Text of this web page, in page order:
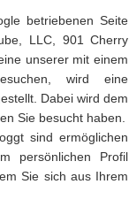
betriebenen Seite
LLC, 901 Cherry
unserer mit einem
wird eine
Dabei wird dem
Sie besucht haben.
sind ermöglichen
persönlichen Profil
Sie sich aus Ihrem